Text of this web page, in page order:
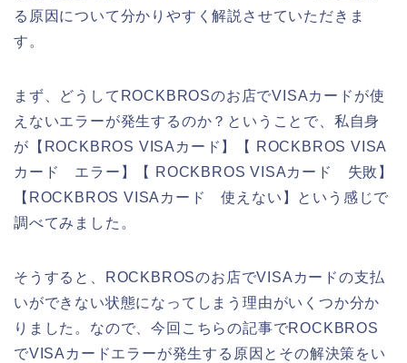
る原因について分かりやすく解説させていただきま
す。
まず、どうしてROCKBROSのお店でVISAカードが使
えないエラーが発生するのか？ということで、私自身
が【ROCKBROS VISAカード】【 ROCKBROS VISA
カード エラー】【 ROCKBROS VISAカード 失敗】
【ROCKBROS VISAカード 使えない】という感じで
調べてみました。
そうすると、ROCKBROSのお店でVISAカードの支払
いができない状態になってしまう理由がいくつか分か
りました。なので、今回こちらの記事でROCKBROS
でVISAカードエラーが発生する原因とその解決策をい